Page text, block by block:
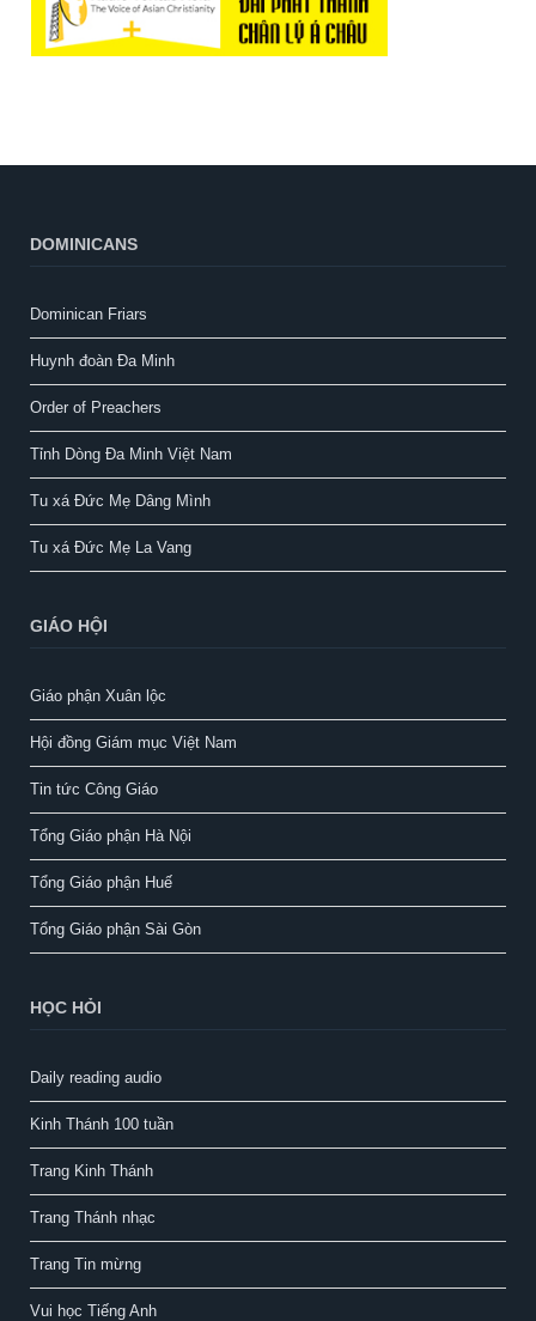
DOMINICANS
Dominican Friars
Huynh đoàn Đa Minh
Order of Preachers
Tỉnh Dòng Đa Minh Việt Nam
Tu xá Đức Mẹ Dâng Mình
Tu xá Đức Mẹ La Vang
GIÁO HỘI
Giáo phận Xuân lộc
Hội đồng Giám mục Việt Nam
Tin tức Công Giáo
Tổng Giáo phận Hà Nội
Tổng Giáo phận Huế
Tổng Giáo phận Sài Gòn
HỌC HỎI
Daily reading audio
Kinh Thánh 100 tuần
Trang Kinh Thánh
Trang Thánh nhạc
Trang Tin mừng
Vui học Tiếng Anh